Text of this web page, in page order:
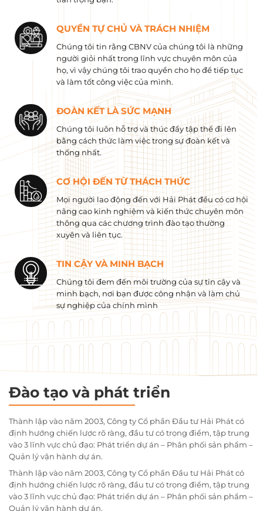
QUYỀN TỰ CHỦ VÀ TRÁCH NHIỆM
Chúng tôi tin rằng CBNV của chúng tôi là những
người giỏi nhất trong lĩnh vực chuyên môn của
họ, vì vậy chúng tôi trao quyền cho họ để tiếp tục
và làm tốt công việc của mình.
ĐOÀN KẾT LÀ SỨC MẠNH
Chúng tôi luôn hỗ trợ và thúc đẩy tập thể đi lên
bằng cách thức làm việc trong sự đoàn kết và
thống nhất.
CƠ HỘI ĐẾN TỪ THÁCH THỨC
Mọi người lao động đến với Hải Phát đều có cơ hội
nâng cao kinh nghiệm và kiến ​​thức chuyên môn
thông qua các chương trình đào tạo thường
xuyên và liên tục.
TIN CẬY VÀ MINH BẠCH
Chúng tôi đem đến môi trường của sự tin cậy và
minh bạch, nơi bạn được công nhận và làm chủ
sự nghiệp của chính mình
Đào tạo và phát triển
Thành lập vào năm 2003, Công ty Cổ phần Đầu tư Hải Phát có
định hướng chiến lược rõ ràng, đầu tư có trọng điểm, tập trung
vào 3 lĩnh vực chủ đạo: Phát triển dự án – Phân phối sản phẩm –
Quản lý vận hành dự án.
Thành lập vào năm 2003, Công ty Cổ phần Đầu tư Hải Phát có
định hướng chiến lược rõ ràng, đầu tư có trọng điểm, tập trung
vào 3 lĩnh vực chủ đạo: Phát triển dự án – Phân phối sản phẩm –
Quản lý vận hành dự án.